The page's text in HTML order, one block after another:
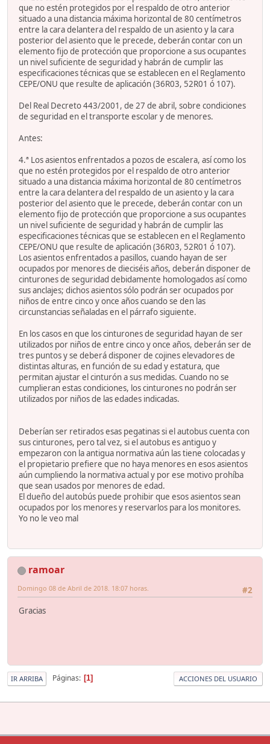
que no estén protegidos por el respaldo de otro anterior
situado a una distancia máxima horizontal de 80 centímetros
entre la cara delantera del respaldo de un asiento y la cara
posterior del asiento que le precede, deberán contar con un
elemento fijo de protección que proporcione a sus ocupantes
un nivel suficiente de seguridad y habrán de cumplir las
especificaciones técnicas que se establecen en el Reglamento
CEPE/ONU que resulte de aplicación (36R03, 52R01 ó 107).
Del Real Decreto 443/2001, de 27 de abril, sobre condiciones
de seguridad en el transporte escolar y de menores.
Antes:
4.ª Los asientos enfrentados a pozos de escalera, así como los
que no estén protegidos por el respaldo de otro anterior
situado a una distancia máxima horizontal de 80 centímetros
entre la cara delantera del respaldo de un asiento y la cara
posterior del asiento que le precede, deberán contar con un
elemento fijo de protección que proporcione a sus ocupantes
un nivel suficiente de seguridad y habrán de cumplir las
especificaciones técnicas que se establecen en el Reglamento
CEPE/ONU que resulte de aplicación (36R03, 52R01 ó 107).
Los asientos enfrentados a pasillos, cuando hayan de ser
ocupados por menores de dieciséis años, deberán disponer de
cinturones de seguridad debidamente homologados así como
sus anclajes; dichos asientos sólo podrán ser ocupados por
niños de entre cinco y once años cuando se den las
circunstancias señaladas en el párrafo siguiente.
En los casos en que los cinturones de seguridad hayan de ser
utilizados por niños de entre cinco y once años, deberán ser de
tres puntos y se deberá disponer de cojines elevadores de
distintas alturas, en función de su edad y estatura, que
permitan ajustar el cinturón a sus medidas. Cuando no se
cumplieran estas condiciones, los cinturones no podrán ser
utilizados por niños de las edades indicadas.
Deberían ser retirados esas pegatinas si el autobus cuenta con
sus cinturones, pero tal vez, si el autobus es antiguo y
empezaron con la antigua normativa aún las tiene colocadas y
el propietario prefiere que no haya menores en esos asientos
aún cumpliendo la normativa actual y por ese motivo prohíba
que sean usados por menores de edad.
El dueño del autobús puede prohibir que esos asientos sean
ocupados por los menores y reservarlos para los monitores.
Yo no le veo mal
ramoar
#2
Domingo 08 de Abril de 2018. 18:07 horas.
Gracias
IR ARRIBA Páginas 1 ACCIONES DEL USUARIO